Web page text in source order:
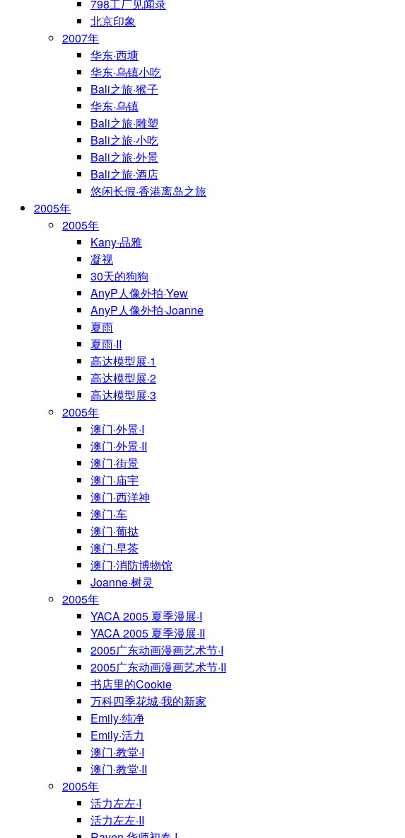
798工厂见闻录
北京印象
2007年
华东·西塘
华东·乌镇小吃
Bali之旅·猴子
华东·乌镇
Bali之旅·雕塑
Bali之旅·小吃
Bali之旅·外景
Bali之旅·酒店
悠闲长假·香港离岛之旅
2005年
2005年
Kany·品雅
凝视
30天的狗狗
AnyP人像外拍·Yew
AnyP人像外拍·Joanne
夏雨
夏雨·II
高达模型展·1
高达模型展·2
高达模型展·3
2005年
澳门·外景·I
澳门·外景·II
澳门·街景
澳门·庙宇
澳门·西洋神
澳门·车
澳门·葡挞
澳门·早茶
澳门·消防博物馆
Joanne·树灵
2005年
YACA 2005 夏季漫展·I
YACA 2005 夏季漫展·II
2005广东动画漫画艺术节·I
2005广东动画漫画艺术节·II
书店里的Cookie
万科四季花城·我的新家
Emily·纯净
Emily·活力
澳门·教堂·I
澳门·教堂·II
2005年
活力左左·I
活力左左·II